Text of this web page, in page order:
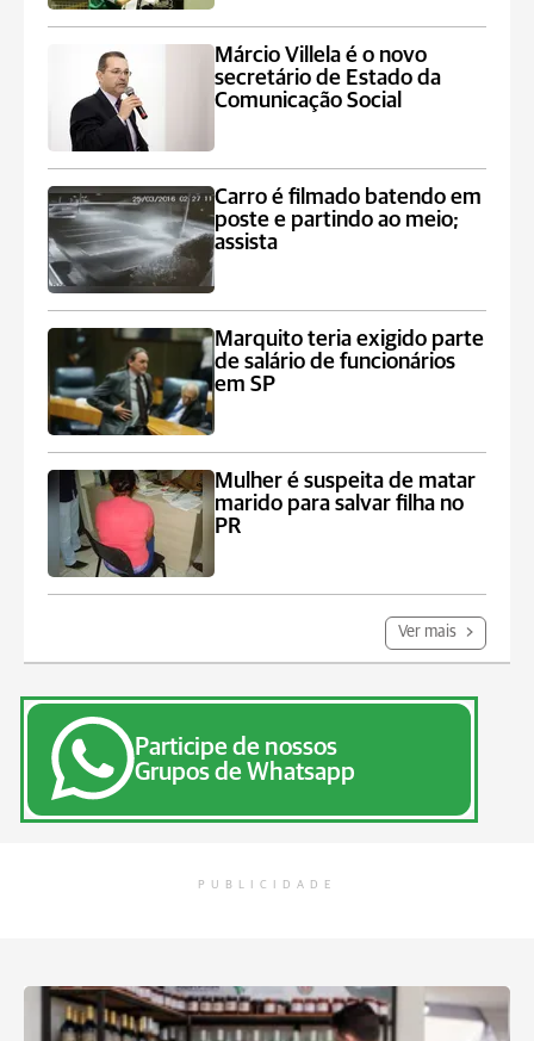
Márcio Villela é o novo
secretário de Estado da
Comunicação Social
Carro é filmado batendo em
poste e partindo ao meio;
assista
Marquito teria exigido parte
de salário de funcionários
em SP
Mulher é suspeita de matar
marido para salvar filha no
PR
Ver mais
Participe de nossos
Grupos de Whatsapp
PUBLICIDADE